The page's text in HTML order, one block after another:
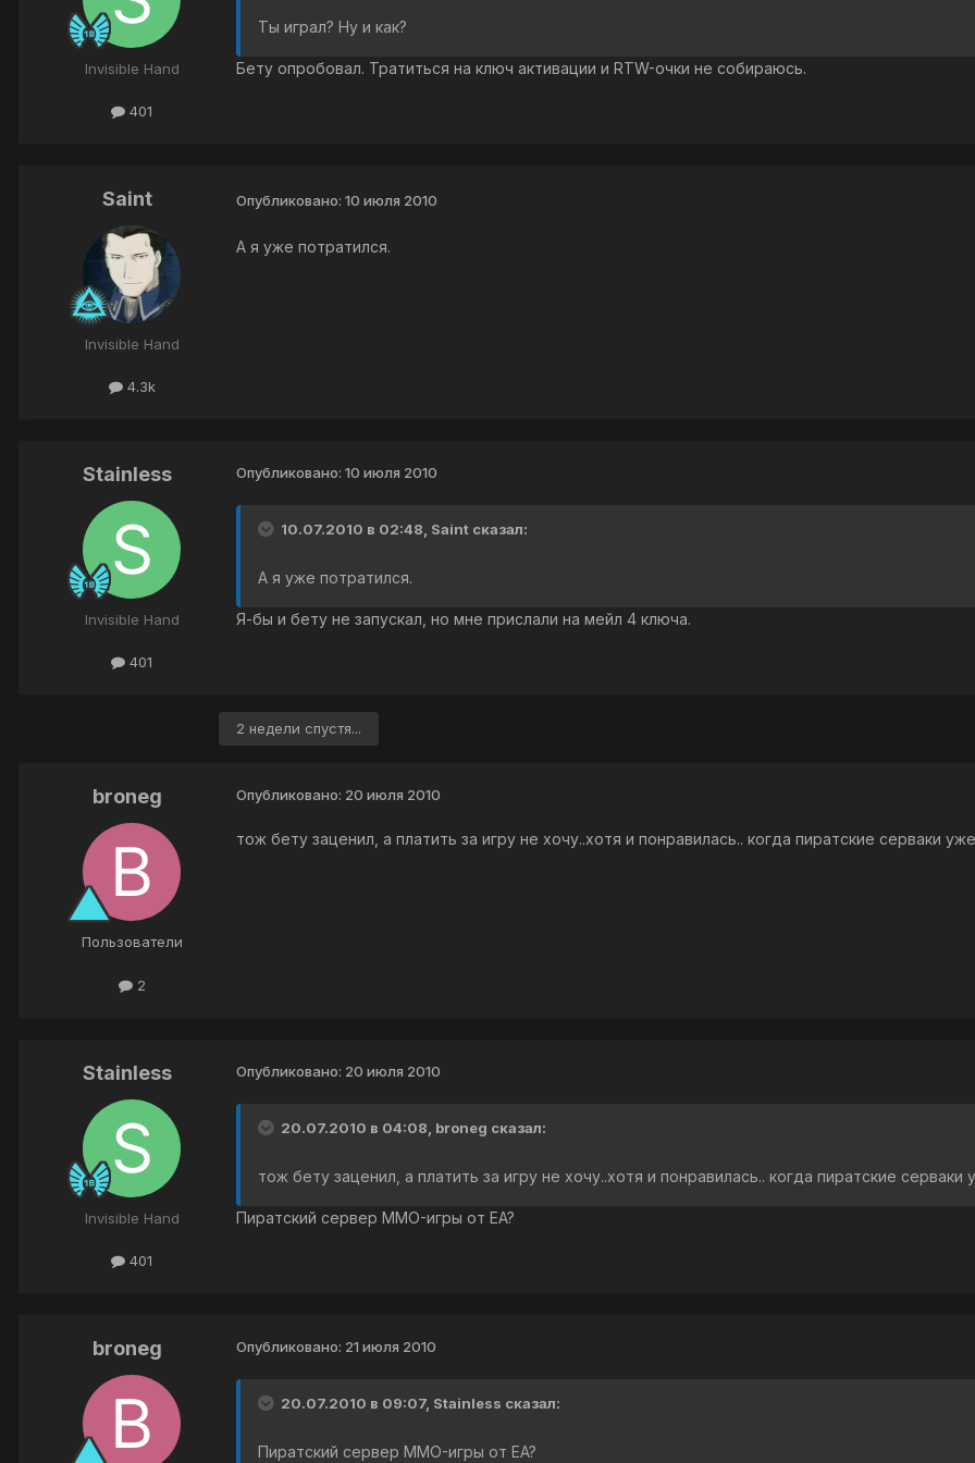
Invisible Hand
401
Ты играл? Ну и как?
Бету опробовал. Тратиться на ключ активации и RTW-очки не собираюсь.
Saint
Invisible Hand
4.3k
Опубликовано: 10 июля 2010
А я уже потратился.
Stainless
Invisible Hand
401
Опубликовано: 10 июля 2010
10.07.2010 в 02:48, Saint сказал:
А я уже потратился.
Я-бы и бету не запускал, но мне прислали на мейл 4 ключа.
2 недели спустя...
broneg
Пользователи
2
Опубликовано: 20 июля 2010
тож бету заценил, а платить за игру не хочу..хотя и понравилась.. когда пиратские серваки
Stainless
Invisible Hand
401
Опубликовано: 20 июля 2010
20.07.2010 в 04:08, broneg сказал:
тож бету заценил, а платить за игру не хочу..хотя и понравилась.. когда пиратские серваки
Пиратский сервер MMO-игры от EA?
broneg Опубликовано: 21 июля 2010
20.07.2010 в 09:07, Stainless сказал:
Пиратский сервер MMO-игры от EA?